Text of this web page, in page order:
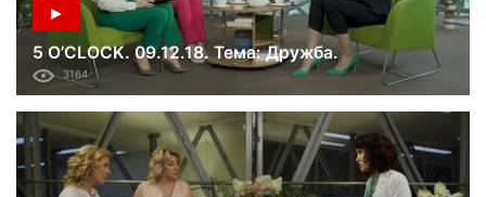
5 O’CLOCK. 09.12.18. Тема: Дружба.
3164